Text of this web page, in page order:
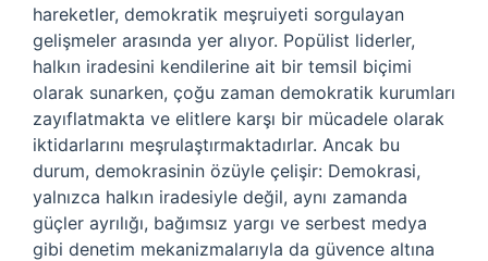
hareketler, demokratik meşruiyeti sorgulayan
gelişmeler arasında yer alıyor. Popülist liderler,
halkın iradesini kendilerine ait bir temsil biçimi
olarak sunarken, çoğu zaman demokratik kurumları
zayıflatmakta ve elitlere karşı bir mücadele olarak
iktidarlarını meşrulaştırmaktadırlar. Ancak bu
durum, demokrasinin özüyle çelişir: Demokrasi,
yalnızca halkın iradesiyle değil, aynı zamanda
güçler ayrılığı, bağımsız yargı ve serbest medya
gibi denetim mekanizmalarıyla da güvence altına